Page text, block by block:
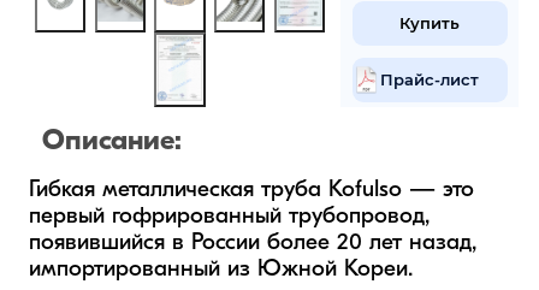
Купить
Прайс-лист
Описание:
Гибкая металлическая труба Kofulso — это
первый гофрированный трубопровод,
появившийся в России более 20 лет назад,
импортированный из Южной Кореи.